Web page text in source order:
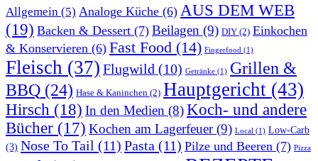
Allgemein (5) Analoge Küche (6) AUS DEM WEB
(19) Backen & Dessert (7) Beilagen (9) DIY (2) Einkochen
& Konservieren (6) Fast Food (14) Fingerfood (1)
Fleisch (37) Flugwild (10) Getränke (1) Grillen &
BBQ (24) Hase & Kaninchen (2) Hauptgericht (43)
Hirsch (18) In den Medien (8)Koch- und andere
Bücher (17) Kochen am Lagerfeuer(9) Local (1) Low-Carb
(3) Nose To Tail (11) Pasta (11) Pilze und Beeren (7) Pizza